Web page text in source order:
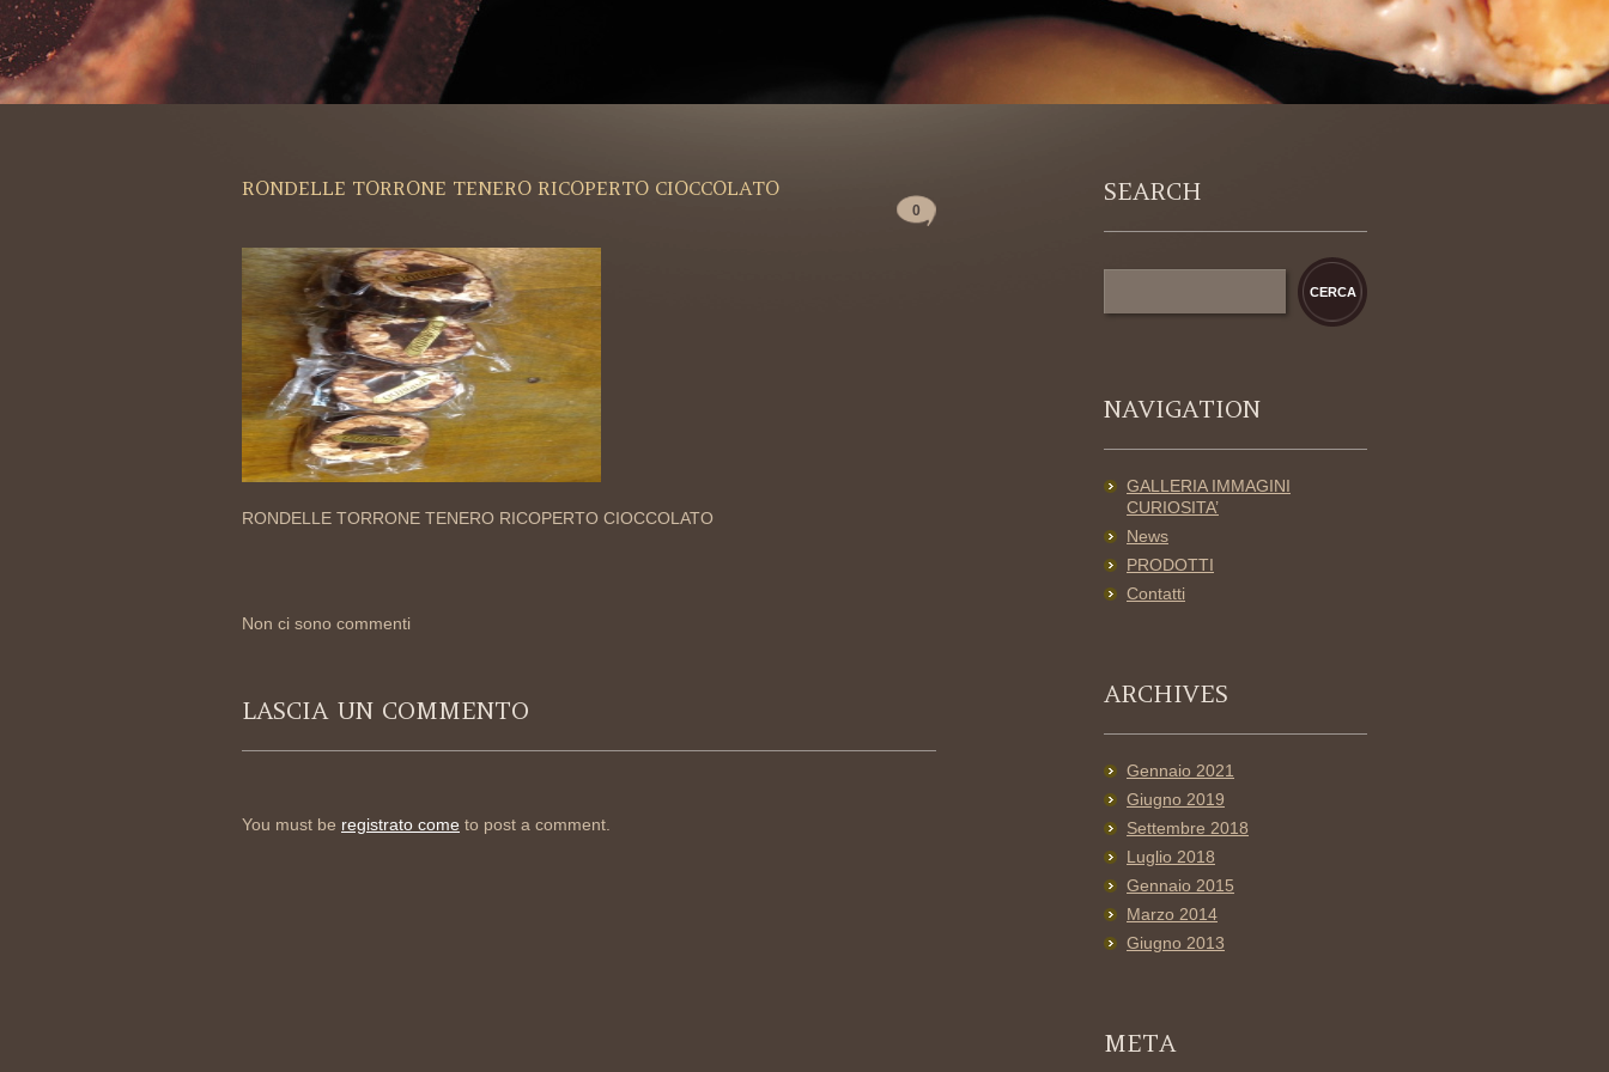
0
RONDELLE TORRONE TENERO RICOPERTO CIOCCOLATO
RONDELLE TORRONE TENERO RICOPERTO CIOCCOLATO
Non ci sono commenti
LASCIA UN COMMENTO
You must be registrato come to post a comment.
SEARCH
NAVIGATION
GALLERIA IMMAGINI
CURIOSITA’
News
PRODOTTI
Contatti
ARCHIVES
Gennaio 2021
Giugno 2019
Settembre 2018
Luglio 2018
Gennaio 2015
Marzo 2014
Giugno 2013
META